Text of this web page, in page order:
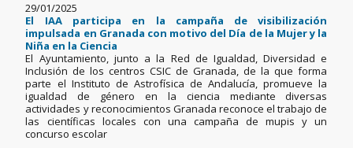
29/01/2025
El IAA participa en la campaña de visibilización
impulsada en Granada con motivo del Día de la Mujer y la
Niña en la Ciencia
El Ayuntamiento, junto a la Red de Igualdad, Diversidad e
Inclusión de los centros CSIC de Granada, de la que forma
parte el Instituto de Astrofísica de Andalucía, promueve la
igualdad de género en la ciencia mediante diversas
actividades y reconocimientos Granada reconoce el trabajo de
las científicas locales con una campaña de mupis y un
concurso escolar